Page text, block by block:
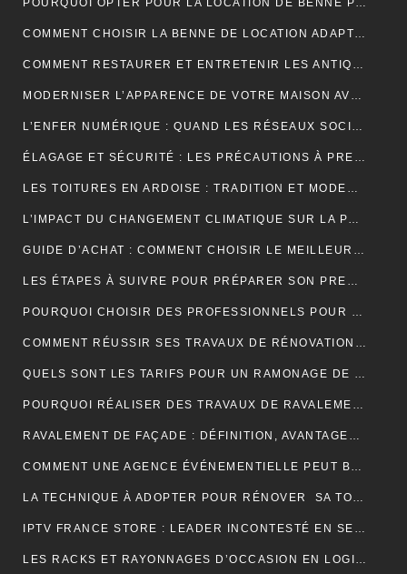
POURQUOI OPTER POUR LA LOCATION DE BENNE POUR VOS PROJETS DE CONSTRUCTION?
COMMENT CHOISIR LA BENNE DE LOCATION ADAPTÉE À VOS BESOINS?
COMMENT RESTAURER ET ENTRETENIR LES ANTIQUITÉS?
MODERNISER L’APPARENCE DE VOTRE MAISON AVEC DES PORTES DE GARAGE SECTIONNELLES (ADOPTEZ LES PORTES AMC)
L’ENFER NUMÉRIQUE : QUAND LES RÉSEAUX SOCIAUX DEVIENNENT UN CAUCHEMAR
ÉLAGAGE ET SÉCURITÉ : LES PRÉCAUTIONS À PRENDRE
LES TOITURES EN ARDOISE : TRADITION ET MODERNITÉ
L’IMPACT DU CHANGEMENT CLIMATIQUE SUR LA PRODUCTION DE VANILLE À MADAGASCAR
GUIDE D’ACHAT : COMMENT CHOISIR LE MEILLEUR SPIROMÈTRE POUR VOS BESOINS
LES ÉTAPES À SUIVRE POUR PRÉPARER SON PREMIER MARATHON
POURQUOI CHOISIR DES PROFESSIONNELS POUR VOTRE DÉMÉNAGEMENT CLICHY ?
COMMENT RÉUSSIR SES TRAVAUX DE RÉNOVATION DE COUVERTURE ?
QUELS SONT LES TARIFS POUR UN RAMONAGE DE CHEMINÉE ?
POURQUOI RÉALISER DES TRAVAUX DE RAVALEMENT DE FAÇADE ?
RAVALEMENT DE FAÇADE : DÉFINITION, AVANTAGES ET ERREURS À ÉVITER
COMMENT UNE AGENCE ÉVÉNEMENTIELLE PEUT BOOSTER L’ATTRACTIVITÉ D’UNE DESTINATION TOURISTIQUE ?
LA TECHNIQUE À ADOPTER POUR RÉNOVER SA TOITURE EN TUILES
IPTV FRANCE STORE : LEADER INCONTESTÉ EN SERVICES IPTV DE QUALITÉ SUPÉRIEURE
LES RACKS ET RAYONNAGES D’OCCASION EN LOGISTIQUE